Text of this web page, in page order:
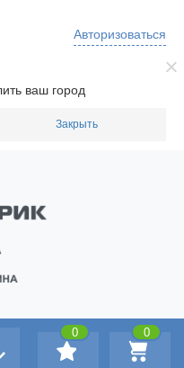
ваш город
Закрыть
Авторизоваться
0
0